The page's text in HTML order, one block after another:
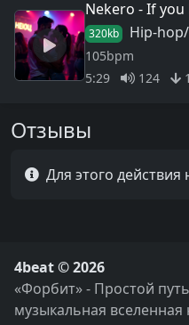
Nekero - If you
320kb Hip-
105bpm
5:29
124
Отзывы
Для этого
4beat © 2026
«Форбит» - Простой
музыкальная вселенная